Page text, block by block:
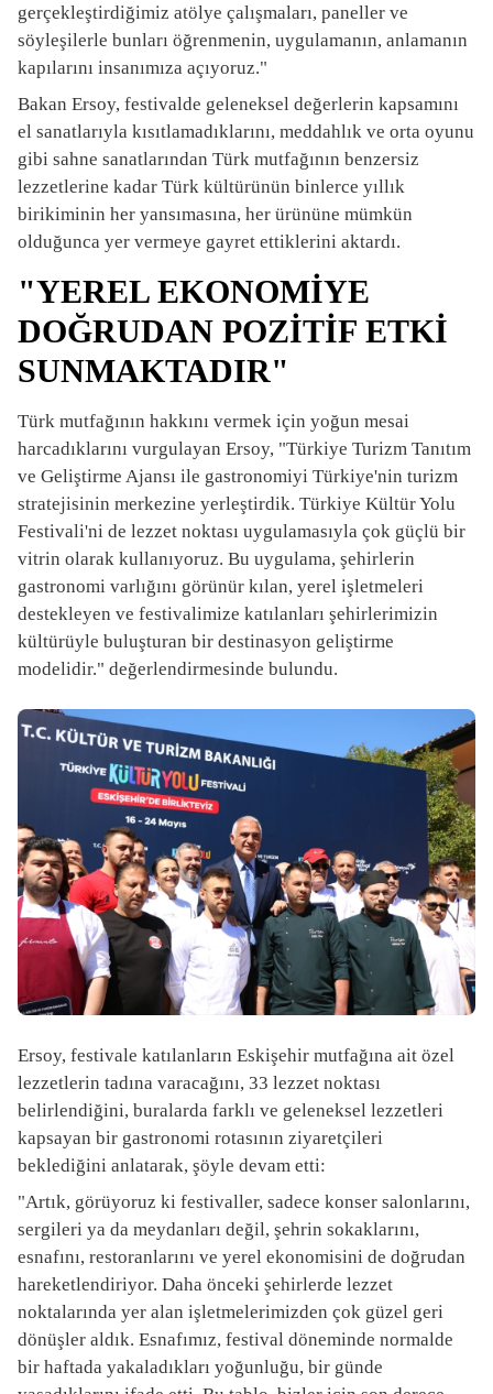
gerçekleştirdiğimiz atölye çalışmaları, paneller ve
söyleşilerle bunları öğrenmenin, uygulamanın, anlamanın
kapılarını insanımıza açıyoruz."
Bakan Ersoy, festivalde geleneksel değerlerin kapsamını
el sanatlarıyla kısıtlamadıklarını, meddahlık ve orta oyunu
gibi sahne sanatlarından Türk mutfağının benzersiz
lezzetlerine kadar Türk kültürünün binlerce yıllık
birikiminin her yansımasına, her ürününe mümkün
olduğunca yer vermeye gayret ettiklerini aktardı.
"YEREL EKONOMİYE
DOĞRUDAN POZİTİF ETKİ
SUNMAKTADIR"
Türk mutfağının hakkını vermek için yoğun mesai
harcadıklarını vurgulayan Ersoy, "Türkiye Turizm Tanıtım
ve Geliştirme Ajansı ile gastronomiyi Türkiye'nin turizm
stratejisinin merkezine yerleştirdik. Türkiye Kültür Yolu
Festivali'ni de lezzet noktası uygulamasıyla çok güçlü bir
vitrin olarak kullanıyoruz. Bu uygulama, şehirlerin
gastronomi varlığını görünür kılan, yerel işletmeleri
destekleyen ve festivalimize katılanları şehirlerimizin
kültürüyle buluşturan bir destinasyon geliştirme
modelidir." değerlendirmesinde bulundu.
Ersoy, festivale katılanların Eskişehir mutfağına ait özel
lezzetlerin tadına varacağını, 33 lezzet noktası
belirlendiğini, buralarda farklı ve geleneksel lezzetleri
kapsayan bir gastronomi rotasının ziyaretçileri
beklediğini anlatarak, şöyle devam etti:
"Artık, görüyoruz ki festivaller, sadece konser salonlarını,
sergileri ya da meydanları değil, şehrin sokaklarını,
esnafını, restoranlarını ve yerel ekonomisini de doğrudan
hareketlendiriyor. Daha önceki şehirlerde lezzet
noktalarında yer alan işletmelerimizden çok güzel geri
dönüşler aldık. Esnafımız, festival döneminde normalde
bir haftada yakaladıkları yoğunluğu, bir günde